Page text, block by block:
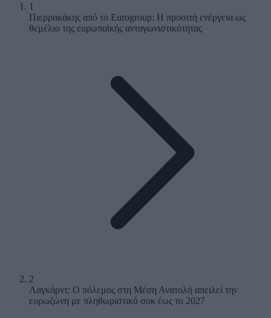
1
Πιερρακάκης από το Eurogroup: Η προσιτή ενέργεια ως
θεμέλιο της ευρωπαϊκής ανταγωνιστικότητας
2
Λαγκάρντ: Ο πόλεμος στη Μέση Ανατολή απειλεί την
ευρωζώνη με πληθωριστικό σοκ έως το 2027